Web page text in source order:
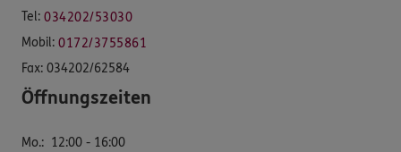
Tel: 034202/53030
Mobil: 0172/3755861
Fax: 034202/62584
Öffnungszeiten
Mo.: 12:00 - 16:00